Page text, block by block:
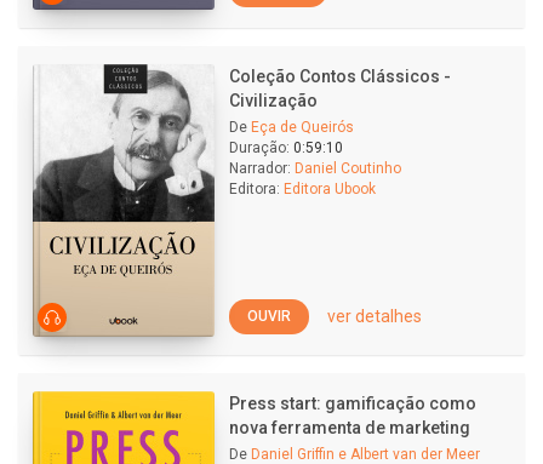
Coleção Contos Clássicos -
Civilização
De Eça de Queirós
Duração: 0:59:10
Narrador: Daniel Coutinho
Editora: Editora Ubook
OUVIR ver detalhes
Press start: gamificação como
nova ferramenta de marketing
De Daniel Griffin e Albert van der Meer